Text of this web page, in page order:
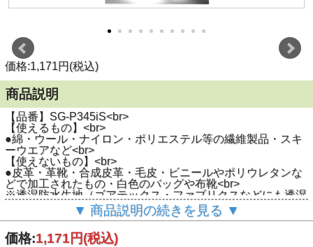
価格:1,171円(税込)
商品説明
【品番】SG-P345iS<br>
【使えるもの】<br>
●綿・ウール・ナイロン・ポリエステル等の繊維製品・スキ
ーウエアなど<br>
【使えないもの】<br>
●皮革・革靴・合成皮革・毛皮・ビニールやポリウレタンな
どで加工されたもの・白色のバッグや布靴<br>
※透湿防水生地（ゴアテックス・ファブリクスなどにも透湿
防水性を損なうことなく、ご使用いただけます。<br>
【標準使用量】<br>
本缶１本で1.4～2.6平方メートル（生地により異なります）
▼ 商品説明の続きを見る ▼
価格:1,171円(税込)